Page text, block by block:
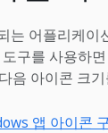
는 어플리케이
구를 사용하
음 아이콘 크
앱 아이콘